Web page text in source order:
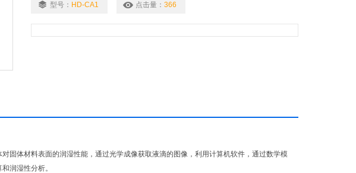
型号： HD-CA1 点击量： 366
固体材料表面的润湿性能，通过光学成像获取液滴的图像，利用计算机软件，通过数学模
润湿性分析。